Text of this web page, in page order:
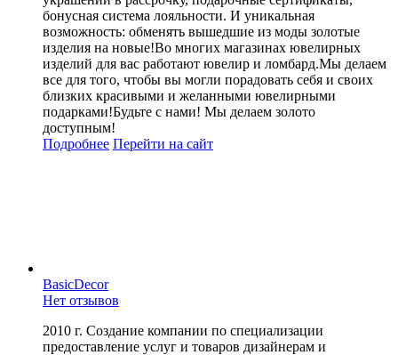
бонусная система лояльности. И уникальная
возможность: обменять вышедшие из моды золотые
изделия на новые!Во многих магазинах ювелирных
изделий для вас работают ювелир и ломбард.Мы делаем
все для того, чтобы вы могли порадовать себя и своих
близких красивыми и желанными ювелирными
подарками!Будьте с нами! Мы делаем золото
доступным!
Подробнее Перейти на сайт
BasicDecor
Нет отзывов
2010 г. Создание компании по специализации
предоставление услуг и товаров дизайнерам и